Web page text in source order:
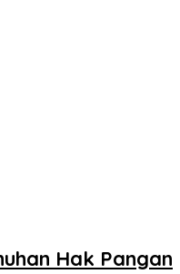
Hak Pangan